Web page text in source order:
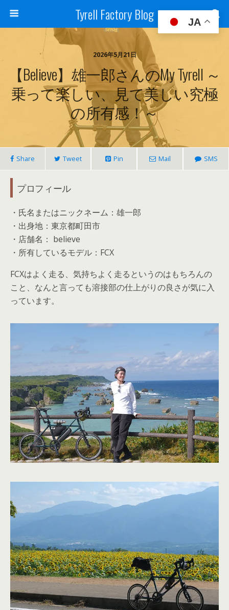
Tyrell Factory Blog
2026年5月21日
【believe】雄一郎さんのMy Tyrell ～
乗って楽しい、見て美しい究極
の所有感！～
Share Tweet Pin Mail SMS
プロフィール
・氏名またはニックネーム：雄一郎
・出身地：東京都町田市
・店舗名： believe
・所有しているモデル：FCX
FCXはよく走る、気持ちよく走るというのはもちろんの
こと、なんと言っても溶接部の仕上がりの良さが気に入
っています。
JA